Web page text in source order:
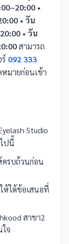
•
• วัน
• วัน
สามารถ
092 333
มายก่อนเข้า
Studio
ปนี้
ครบถ้วนก่อน
ห้ได้ข้อเสนอที่
สาขา2
จ